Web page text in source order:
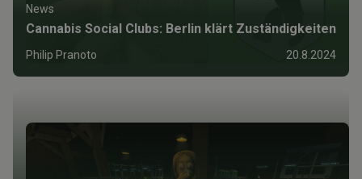
News
Cannabis Social Clubs: Berlin klärt Zuständigkeiten
Philip Pranoto 20.8.2024